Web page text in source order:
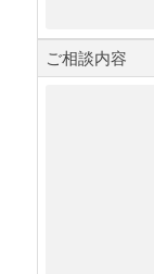
ご相談内容